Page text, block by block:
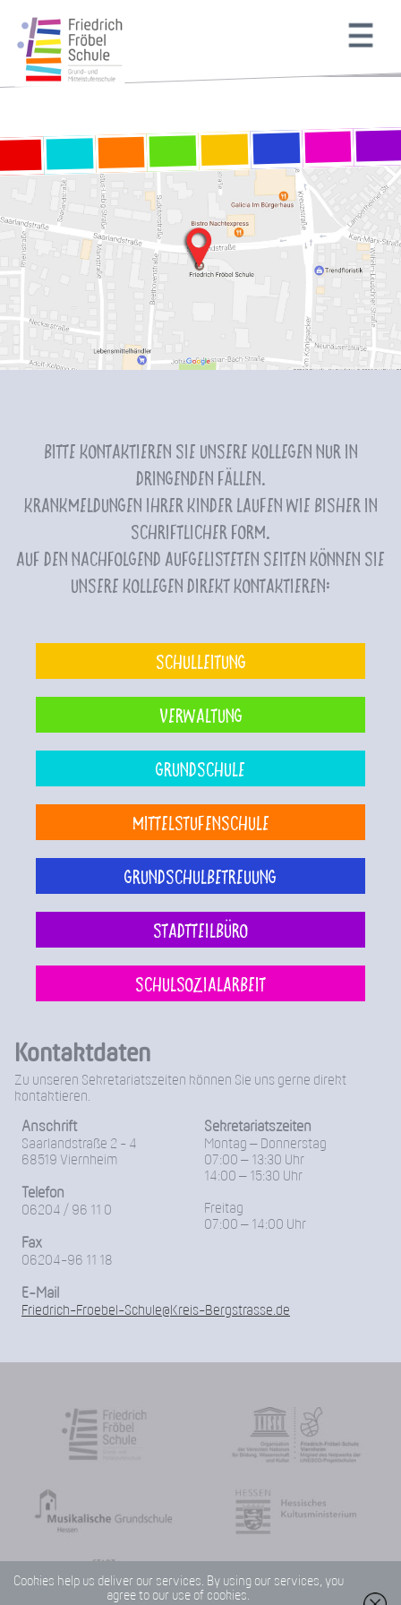
Bitte kontaktieren Sie unsere Kollegen nur in
dringenden Fällen.
Krankmeldungen Ihrer Kinder laufen wie bisher in
schriftlicher Form.
Auf den nachfolgend aufgelisteten Seiten können Sie
unsere Kollegen direkt kontaktieren:
Schulleitung
Verwaltung
Grundschule
Mittelstufenschule
Grundschulbetreuung
Stadtteilbüro
Schulsozialarbeit
Kontaktdaten
Zu unseren Sekretariatszeiten können Sie uns gerne direkt
kontaktieren.
Anschrift
Saarlandstraße 2 - 4
68519 Viernheim
Telefon
06204 / 96 11 0
Fax
06204-96 11 18
Sekretariatszeiten
Montag – Donnerstag
07:00 – 13:30 Uhr
14:00 – 15:30 Uhr
Freitag
07:00 – 14:00 Uhr
E-Mail
Friedrich-Froebel-Schule@Kreis-Bergstrasse.de
Cookies help us deliver our services. By using our services, you
agree to our use of cookies.